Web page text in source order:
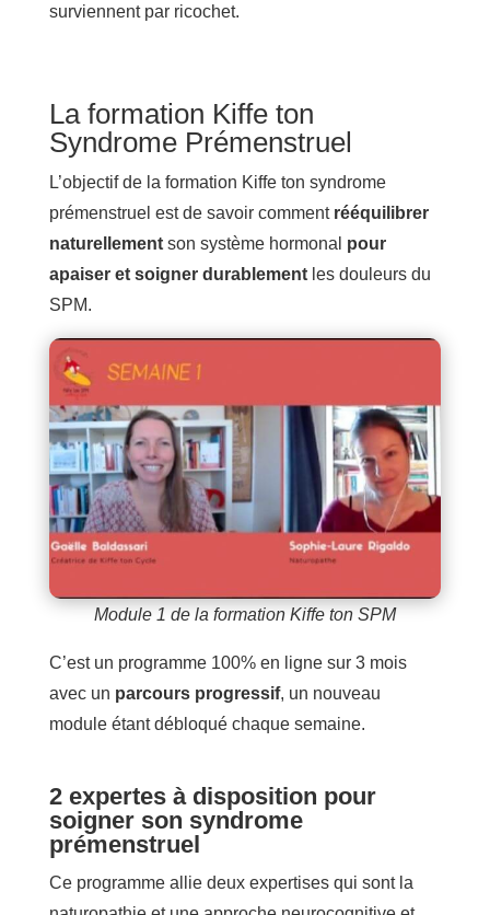
surviennent par ricochet.
La formation Kiffe ton
Syndrome Prémenstruel
L’objectif de la formation Kiffe ton syndrome
prémenstruel est de savoir comment rééquilibrer
naturellementson système hormonal pour
apaiser et soigner durablementles douleurs du
SPM.
Module 1 de la formation Kiffe ton SPM
C’est un programme 100% en ligne sur 3 mois
avec un parcours progressif, un nouveau
module étant débloqué chaque semaine.
2 expertes à disposition pour
soigner son syndrome
prémenstruel
Ce programme allie deux expertises qui sont la